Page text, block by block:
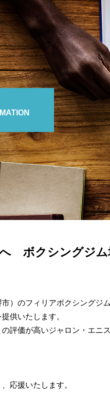
ボクシングジム
）のフィリアボクシングジム
供いたします。
評価が高いジャロン・エ
応援いたします。